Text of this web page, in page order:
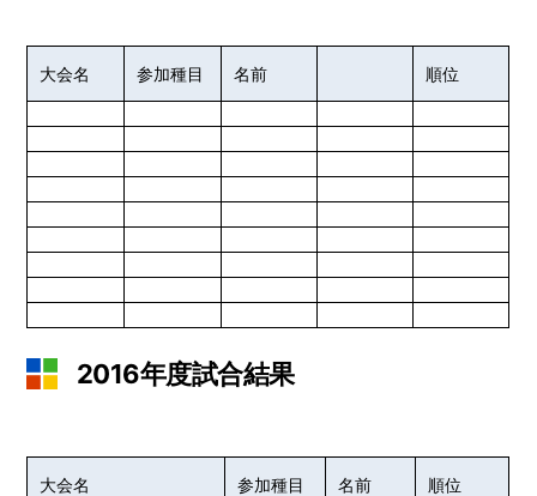
大会名 参加種目 名前 順位
2016年度試合結果
大会名 参加種目 名前 順位